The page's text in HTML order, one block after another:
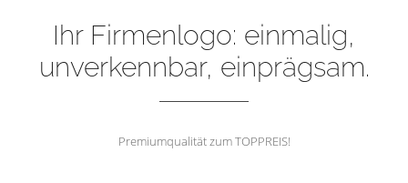
Ihr Firmenlogo: einmalig,
unverkennbar, einprägsam.
Premiumqualität zum TOPPREIS!